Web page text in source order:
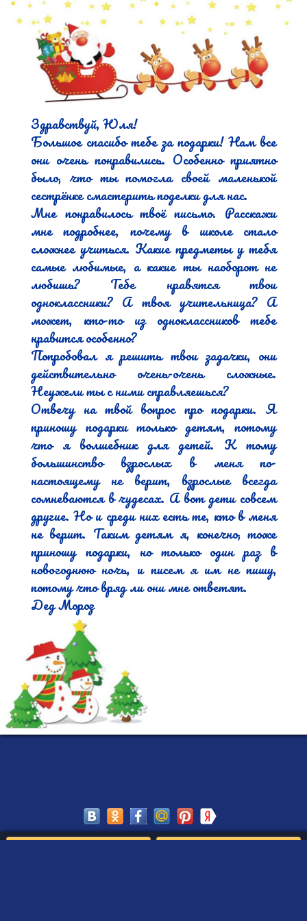
Здравствуй, Юля!
Большое спасибо тебе за подарки! Нам все
они очень понравились. Особенно приятно
было, что ты помогла своей маленькой
сестрёнке смастерить поделки для нас.
Мне понравилось твоё письмо. Расскажи
мне подробнее, почему в школе стало
сложнее учиться. Какие предметы у тебя
самые любимые, а какие ты наоборот не
любишь? Тебе нравятся твои
одноклассники? А твоя учительница? А
может, кто-то из одноклассников тебе
нравится особенно?
Попробовал я решить твои задачки, они
действительно очень-очень сложные.
Неужели ты с ними справляешься?
Отвечу на твой вопрос про подарки. Я
приношу подарки только детям, потому
что я волшебник для детей. К тому
большинство взрослых в меня по-
настоящему не верит, взрослые всегда
сомневаются в чудесах. А вот дети совсем
другие. Но и среди них есть те, кто в меня
не верит. Таким детям я, конечно, тоже
приношу подарки, но только один раз в
новогоднюю ночь, и писем я им не пишу,
потому что вряд ли они мне ответят.
Дед Мороз